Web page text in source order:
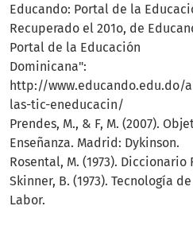
Educando: Portal de la
Recuperado el 201o, de
Portal de la Educación
Dominicana":
http://
las-tic-eneducacin/
Prendes, M., & F, M. (2007).
Enseñanza. Madrid: Dykinson.
Rosental, M. (1973). Diccionario
Skinner, B. (1973). Tecnología
Labor.